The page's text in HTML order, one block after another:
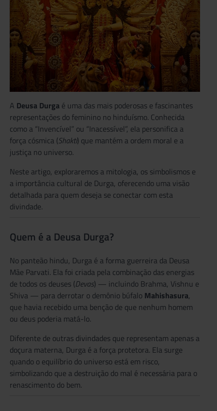
A Deusa Durga é uma das mais poderosas e fascinantes
representações do feminino no hinduísmo. Conhecida
como a “Invencível” ou “Inacessível”, ela personifica a
força cósmica (Shakti) que mantém a ordem moral e a
justiça no universo.
Neste artigo, exploraremos a mitologia, os simbolismos e
a importância cultural de Durga, oferecendo uma visão
detalhada para quem deseja se conectar com esta
divindade.
Quem é a Deusa Durga?
No panteão hindu, Durga é a forma guerreira da Deusa
Mãe Parvati. Ela foi criada pela combinação das energias
de todos os deuses (Devas) — incluindo Brahma, Vishnu e
Shiva — para derrotar o demônio búfalo Mahishasura,
que havia recebido uma benção de que nenhum homem
ou deus poderia matá-lo.
Diferente de outras divindades que representam apenas a
doçura materna, Durga é a força protetora. Ela surge
quando o equilíbrio do universo está em risco,
simbolizando que a destruição do mal é necessária para o
renascimento do bem.